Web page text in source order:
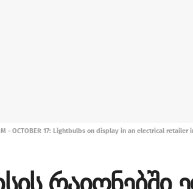
- OCTOBER 17: Lightbulbs on display in an electrical